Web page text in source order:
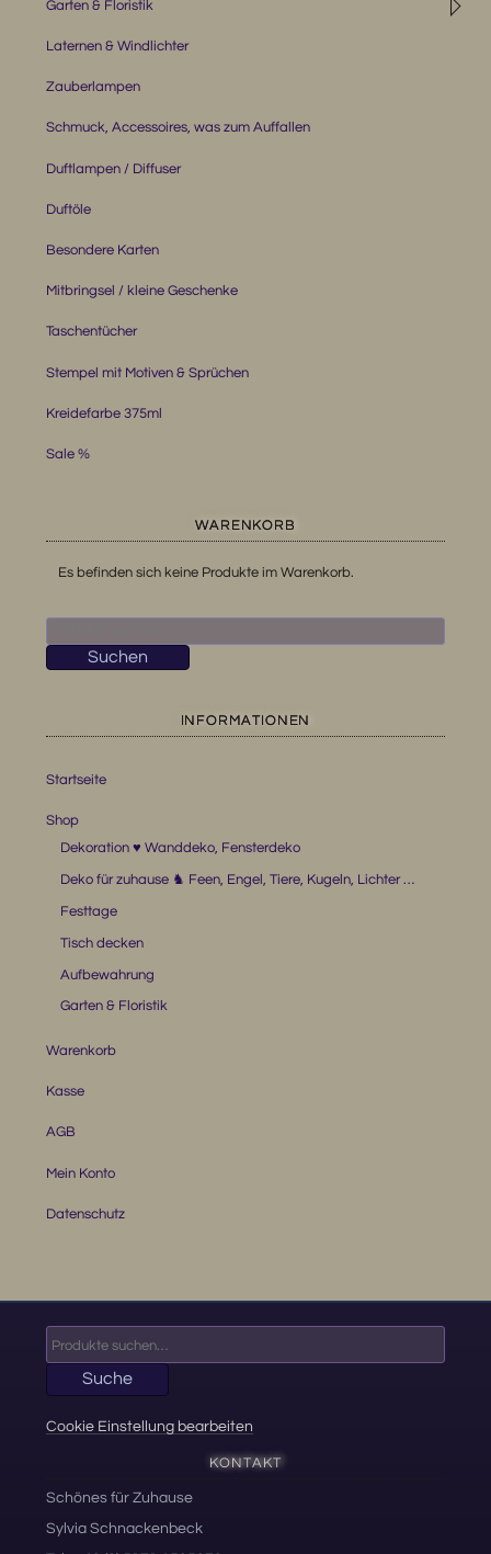
◹
Garten & Floristik
Laternen & Windlichter
Zauberlampen
Schmuck, Accessoires, was zum Auffallen
Duftlampen / Diffuser
Duftöle
Besondere Karten
Mitbringsel / kleine Geschenke
Taschentücher
Stempel mit Motiven & Sprüchen
Kreidefarbe 375ml
Sale %
WARENKORB
Es befinden sich keine Produkte im Warenkorb.
nach: Suchen
INFORMATIONEN
Startseite
Shop
Dekoration ♥ Wanddeko, Fensterdeko
Deko für zuhause ♞ Feen, Engel, Tiere, Kugeln, Lichter …
Festtage
Tisch decken
Aufbewahrung
Garten & Floristik
Warenkorb
Kasse
AGB
Mein Konto
Datenschutz
nach:
Suche
Cookie Einstellung bearbeiten
KONTAKT
Schönes für Zuhause
Sylvia Schnackenbeck